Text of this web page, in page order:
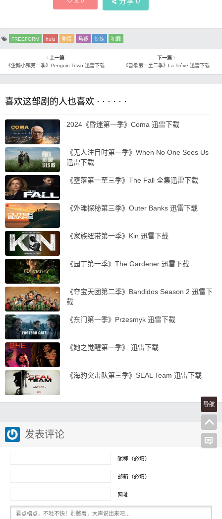
FREEFORM hulu 剧情 悬疑 惊悚 犯罪
上一篇
《企鹅小镇第一季》Penguin Town 迅雷下载
下一篇
《暂歇第一至二季》La Trêve 迅雷下载
喜欢这部剧的人也喜欢 · · · · · ·
2024《昏迷第一季》Coma 迅雷下载
《无人注目时第一季》When No One Sees Us
迅雷下载
《堕落第一至三季》The Fall 全集迅雷下载
《外滩探秘第三季》Outer Banks 迅雷下载
《家族纽带第一季》Kin 迅雷下载
《园丁第一季》The Gardener 迅雷下载
《夺宝天团第二季》Bandidos Season 2 迅雷下
载
《东门第一季》Przesmyk 迅雷下载
《她之觉醒第一季》 迅雷下载
《海豹突击队第三季》SEAL Team 迅雷下载
发表评论
昵称（必填）
邮箱（必填）
网址
导航